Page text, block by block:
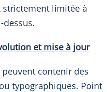
strictement limitée à
dessus.
et mise à jour
contenir des
typographiques. Point